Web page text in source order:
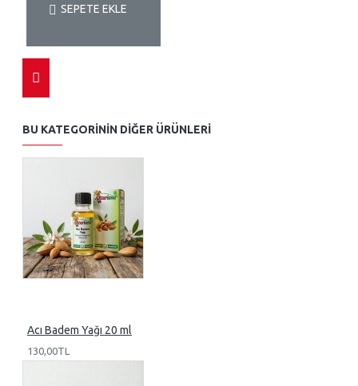
SEPETE EKLE
BU KATEGORININ DIĞER ÜRÜNLERI
Acı Badem Yağı 20 ml
130,00TL